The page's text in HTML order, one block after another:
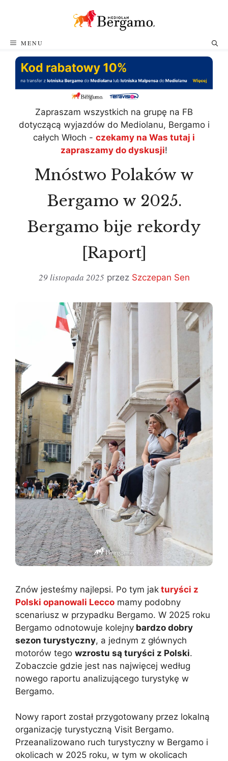
MENU
Zapraszam wszystkich na grupę na FB
dotyczącą wyjazdów do Mediolanu, Bergamo i
całych Włoch - czekamy na Was tutaj i
zapraszamy do dyskusji!
Mnóstwo Polaków w
Bergamo w 2025.
Bergamo bije rekordy
[Raport]
29 listopada 2025 przez Szczepan Sen
Znów jesteśmy najlepsi. Po tym jak turyści z
Polski opanowali Lecco mamy podobny
scenariusz w przypadku Bergamo. W 2025 roku
Bergamo odnotowuje kolejny bardzo dobry
sezon turystyczny, a jednym z głównych
motorów tego wzrostu są turyści z Polski.
Zobaczcie gdzie jest nas najwięcej według
nowego raportu analizującego turystykę w
Bergamo.
Nowy raport został przygotowany przez lokalną
organizację turystyczną Visit Bergamo.
Przeanalizowano ruch turystyczny w Bergamo i
okolicach w 2025 roku, w tym w okolicach